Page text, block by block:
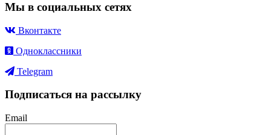
Мы в социальных сетях
Вконтакте
Одноклассники
Telegram
Подписаться на рассылку
Email